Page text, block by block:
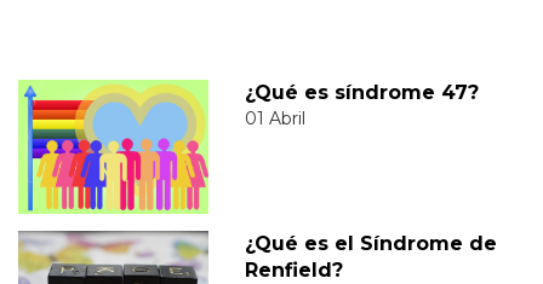
¿Qué es síndrome 47?
01 Abril
¿Qué es el Síndrome de
Renfield?